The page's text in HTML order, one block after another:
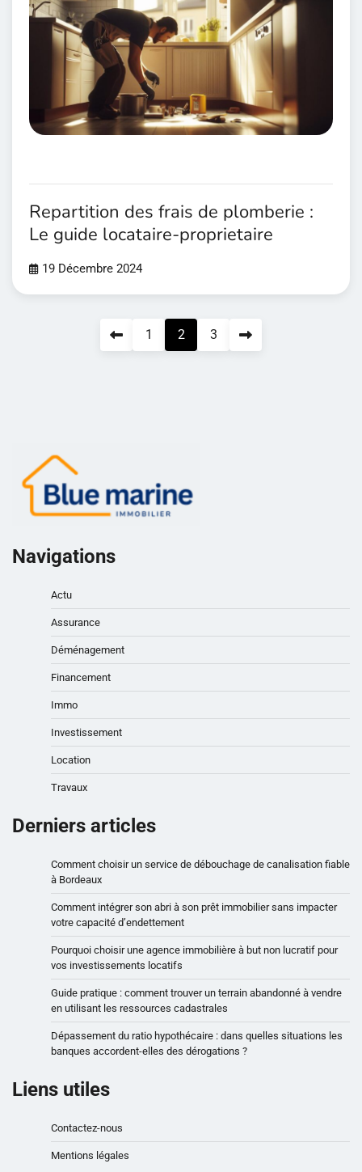
Repartition des frais de plomberie :
Le guide locataire-proprietaire
19 Décembre 2024
1 2 3
Navigations
Actu
Assurance
Déménagement
Financement
Immo
Investissement
Location
Travaux
Derniers articles
Comment choisir un service de débouchage de canalisation fiable
à Bordeaux
Comment intégrer son abri à son prêt immobilier sans impacter
votre capacité d’endettement
Pourquoi choisir une agence immobilière à but non lucratif pour
vos investissements locatifs
Guide pratique : comment trouver un terrain abandonné à vendre
en utilisant les ressources cadastrales
Dépassement du ratio hypothécaire : dans quelles situations les
banques accordent-elles des dérogations ?
Liens utiles
Contactez-nous
Mentions légales